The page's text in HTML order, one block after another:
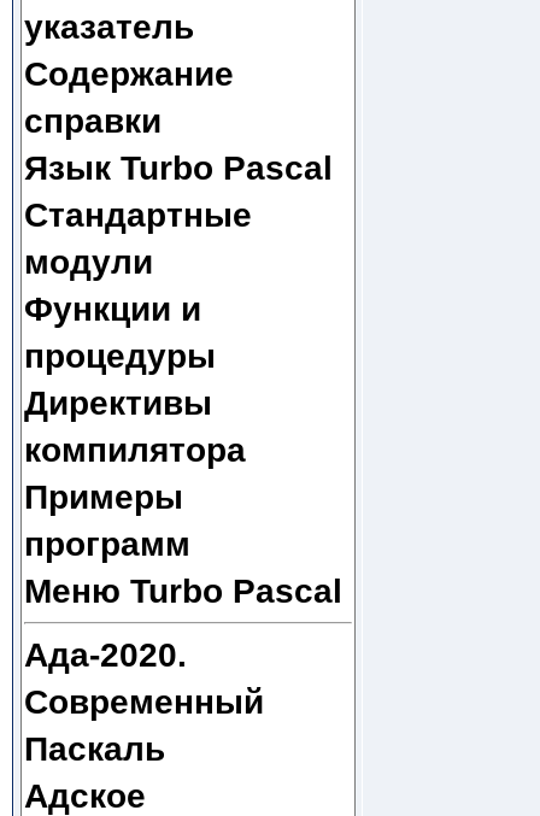
указатель
Содержание
справки
Язык Turbo Pascal
Стандартные
модули
Функции и
процедуры
Директивы
компилятора
Примеры
программ
Меню Turbo Pascal
Ада-2020.
Современный
Паскаль
Адское